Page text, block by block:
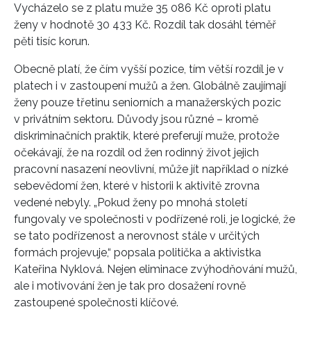
INFORMACE
REDAKCE
Vycházelo se z platu muže 35 086 Kč oproti platu
ženy v hodnotě 30 433 Kč. Rozdíl tak dosáhl téměř
pěti tisíc korun.
Obecně platí, že čím vyšší pozice, tím větší rozdíl je v
platech i v zastoupení mužů a žen. Globálně zaujímají
ženy pouze třetinu seniorních a manažerských pozic
v privátním sektoru. Důvody jsou různé – kromě
diskriminačních praktik, které preferují muže, protože
očekávají, že na rozdíl od žen rodinný život jejich
pracovní nasazení neovlivní, může jít například o nízké
sebevědomí žen, které v historii k aktivitě zrovna
vedené nebyly. „Pokud ženy po mnohá století
fungovaly ve společnosti v podřízené roli, je logické, že
se tato podřízenost a nerovnost stále v určitých
formách projevuje,“ popsala politička a aktivistka
Kateřina Nyklová. Nejen eliminace zvýhodňování mužů,
ale i motivování žen je tak pro dosažení rovně
zastoupené společnosti klíčové.